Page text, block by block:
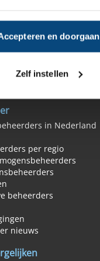
en doorgaan
Zelf instellen
in Nederland
per regio
beheerders
nieuws